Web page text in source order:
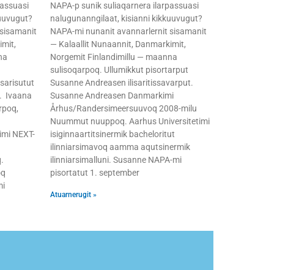
Ivaana
NEXT-
NAPA-p sunik suliaqarnera ilarpassuasi
nalugunanngilaat, kisianni kikkuuvugut?
NAPA-mi nunanit avannarlernit sisamanit
— Kalaallit Nunaannit, Danmarkimit,
Norgemit Finlandimillu — maanna
sulisoqarpoq. Ullumikkut pisortarput
Susanne Andreasen ilisaritissavarput.
Susanne Andreasen Danmarkimi
Århus/Randersimeersuuvoq 2008-milu
Nuummut nuuppoq. Aarhus Universitetimi
isiginnaartitsinermik bacheloritut
ilinniarsimavoq aamma aqutsinermik
ilinniarsimalluni. Susanne NAPA-mi
pisortatut 1. september
Atuarnerugit »